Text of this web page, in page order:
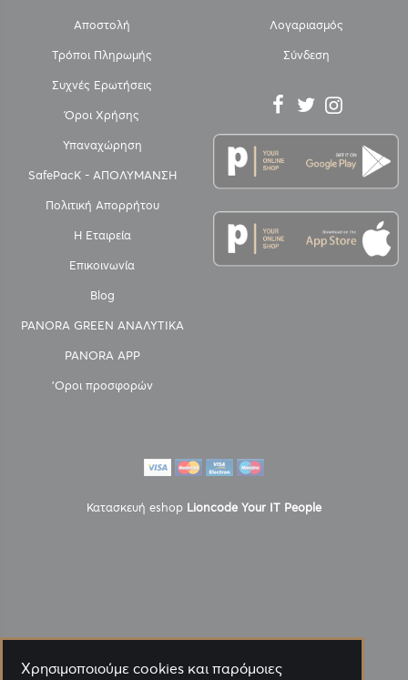
Αποστολή
Τρόποι Πληρωμής
Συχνές Ερωτήσεις
Όροι Χρήσης
Υπαναχώρηση
SafePacK - ΑΠΟΛΥΜΑΝΣΗ
Πολιτική Απορρήτου
Η Εταιρεία
Επικοινωνία
Blog
PANORA GREEN ΑΝΑΛΥΤΙΚΑ
PANORA APP
'Οροι προσφορών
Λογαριασμός
Σύνδεση
Κατασκευή eshop Lioncode Your IT People
Χρησιμοποιούμε cookies και παρόμοιες